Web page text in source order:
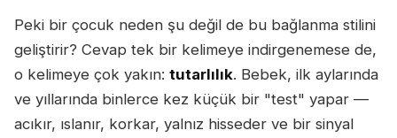
Peki bir çocuk neden şu değil de bu bağlanma stilini
geliştirir? Cevap tek bir kelimeye indirgenemese de,
o kelimeye çok yakın: tutarlılık. Bebek, ilk aylarında
ve yıllarında binlerce kez küçük bir "test" yapar —
acıkır, ıslanır, korkar, yalnız hisseder ve bir sinyal